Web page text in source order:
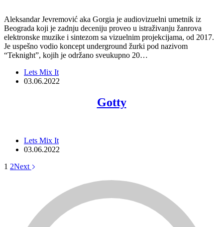
Aleksandar Jevremović aka Gorgia je audiovizuelni umetnik iz
Beograda koji je zadnju deceniju proveo u istraživanju žanrova
elektronske muzike i sintezom sa vizuelnim projekcijama, od 2017.
Je uspešno vodio koncept underground žurki pod nazivom
“Teknight”, kojih je održano sveukupno 20…
Lets Mix It
03.06.2022
Gotty
Lets Mix It
03.06.2022
1 2Next